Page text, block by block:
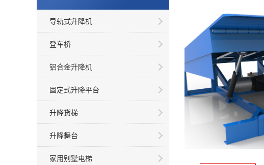
导轨式升降机
登车桥
铝合金升降机
固定式升降平台
升降货梯
升降舞台
家用别墅电梯